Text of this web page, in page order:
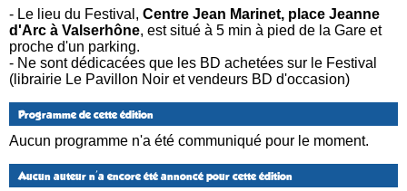
- Le lieu du Festival, Centre Jean Marinet, place Jeanne
d'Arc à Valserhône, est situé à 5 min à pied de la Gare et
proche d'un parking.
- Ne sont dédicacées que les BD achetées sur le Festival
(librairie Le Pavillon Noir et vendeurs BD d'occasion)
Programme de cette édition
Aucun programme n'a été communiqué pour le moment.
Aucun auteur n'a encore été annoncé pour cette édition